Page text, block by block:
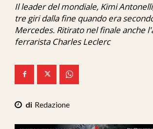
Sanità
Economia
C7 Play
Il leader del mondiale, Kimi
tre giri dalla fine quando era
Mercedes. Ritirato nel finale anche
ferrarista Charles Leclerc
Redazione